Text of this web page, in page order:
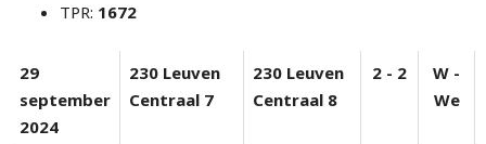
TPR: 1672
29
september
2024
230 Leuven
Centraal 7
230 Leuven
Centraal 8
2 - 2
W -
We